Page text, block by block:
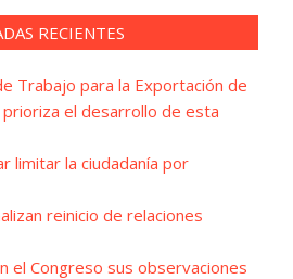
RECIENTES
Trabajo para la Exportación de
prioriza el desarrollo de esta
limitar la ciudadanía por
reinicio de relaciones
el Congreso sus observaciones